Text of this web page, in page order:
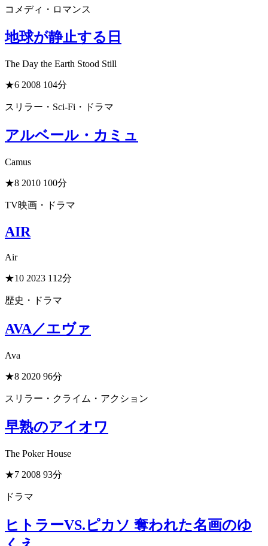
コメディ・ロマンス
地球が静止する日
The Day the Earth Stood Still
★6 2008 104分
スリラー・Sci-Fi・ドラマ
アルベール・カミュ
Camus
★8 2010 100分
TV映画・ドラマ
AIR
Air
★10 2023 112分
歴史・ドラマ
AVA／エヴァ
Ava
★8 2020 96分
スリラー・クライム・アクション
早熟のアイオワ
The Poker House
★7 2008 93分
ドラマ
ヒトラーVS.ピカソ 奪われた名画のゆ